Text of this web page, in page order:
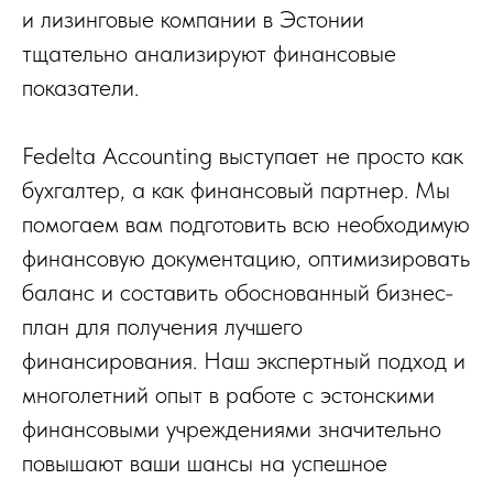
и лизинговые компании в Эстонии
тщательно анализируют финансовые
показатели.
Fedelta Accounting выступает не просто как
бухгалтер, а как финансовый партнер. Мы
помогаем вам подготовить всю необходимую
финансовую документацию, оптимизировать
баланс и составить обоснованный бизнес-
план для получения лучшего
финансирования. Наш экспертный подход и
многолетний опыт в работе с эстонскими
финансовыми учреждениями значительно
повышают ваши шансы на успешное